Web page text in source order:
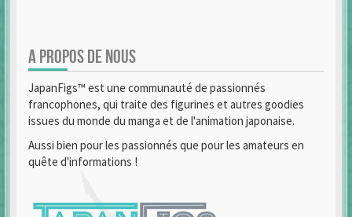
A PROPOS DE NOUS
JapanFigs™ est une communauté de passionnés
francophones, qui traite des figurines et autres goodies
issues du monde du manga et de l'animation japonaise.
Aussi bien pour les passionnés que pour les amateurs en
quête d'informations !